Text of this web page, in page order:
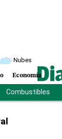
Nubes
Economía
Combustibles